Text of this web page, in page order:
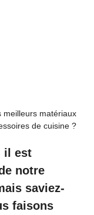
meilleurs matériaux
de cuisine ?
il est
notre
saviez-
faisons